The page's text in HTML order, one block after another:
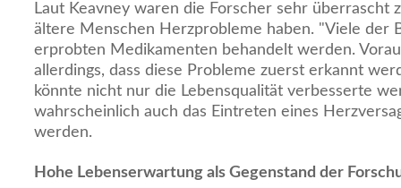
Laut Keavney waren die Forscher sehr überrascht
ältere Menschen Herzprobleme haben. "Viele der
erprobten Medikamenten behandelt werden.
allerdings, dass diese Probleme zuerst erkannt
könnte nicht nur die Lebensqualität verbesserte
wahrscheinlich auch das Eintreten eines
werden.
Hohe Lebenserwartung als Gegenstand der